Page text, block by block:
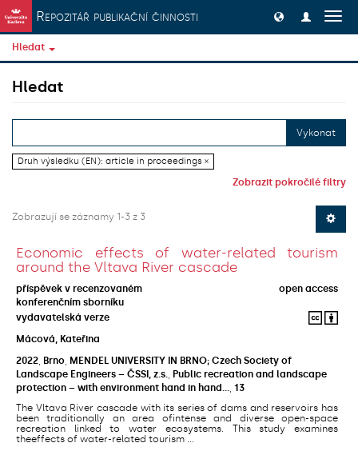
Přeskočit na obsah
Repozitář publikační činnosti
Hledat
Hledat
Vykonat
Druh výsledku (EN): article in proceedings ×
Zobrazit pokročilé filtry
Zobrazují se záznamy 1-3 z 3
Economic effects of water-related tourism
around the Vltava River cascade
příspěvek v recenzovaném
konferenčním sborníku
open access
vydavatelská verze
Mácová, Kateřina
2022 Brno MENDEL UNIVERSITY IN BRNO; Czech Society of
Landscape Engineers – ČSSI, z.s. Public recreation and landscape
protection – with environment hand in hand… 13
The Vltava River cascade with its series of dams and reservoirs has
been traditionally an area ofintense and diverse open-space
recreation linked to water ecosystems. This study examines
theeffects of water-related tourism ...